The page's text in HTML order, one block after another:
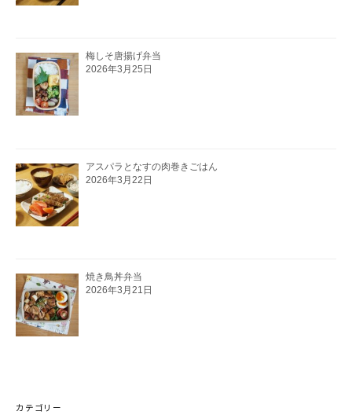
梅しそ唐揚げ弁当
2026年3月25日
アスパラとなすの肉巻きごはん
2026年3月22日
焼き鳥丼弁当
2026年3月21日
カテゴリー